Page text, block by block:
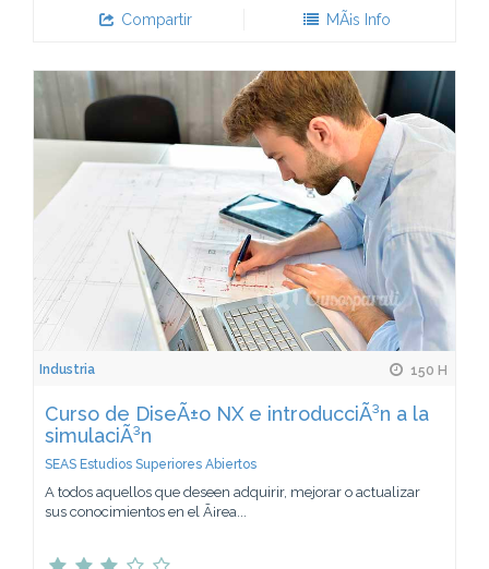
Compartir MÃ¡s Info
Industria 150 H
Curso de DiseÃ±o NX e introducciÃ³n a la
simulaciÃ³n
SEAS Estudios Superiores Abiertos
A todos aquellos que deseen adquirir, mejorar o actualizar
sus conocimientos en el Ã¡rea...